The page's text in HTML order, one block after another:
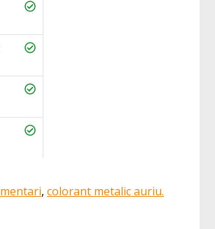
, colorant metalic auriu.